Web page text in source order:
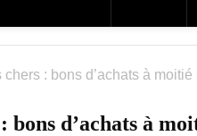
: bons d’achats à
bons d’achats à